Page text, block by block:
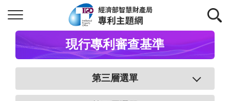
現行專利審查基準
第三層選單